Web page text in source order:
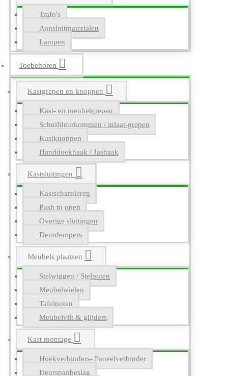
Trafo's
Aansluitmaterialen
Lampen
Toebehoren
Kastgrepen en knoppen
Kast- en meubelgrepen
Schuifdeurkommen / inlaat-grepen
Kastknoppen
Handdoekhaak / Jashaak
Kastsluitingen
Kastscharnieren
Push to open
Overige sluitingen
Deurdempers
Meubels plaatsen
Stelwiggen / Stelpoten
Meubelwielen
Tafelpoten
Meubelvilt & glijders
Kast montage
Hoekverbinders- Paneelverbinder
Deurspanbeslag